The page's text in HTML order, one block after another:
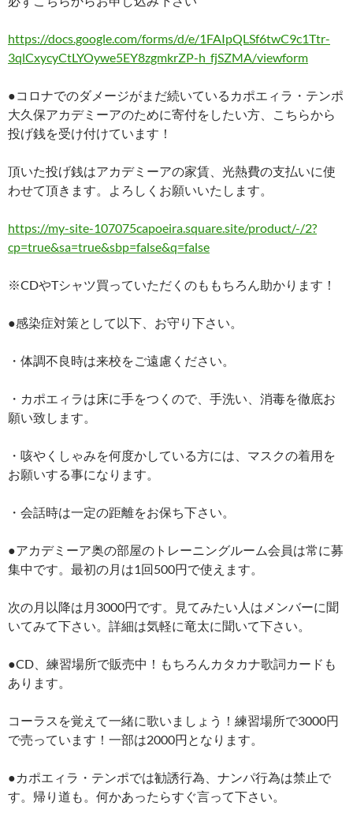
https://docs.google.com/forms/d/e/1FAIpQLSf6twC9c1Ttr-
3qlCxycyCtLYOywe5EY8zgmkrZP-h_fjSZMA/viewform
●コロナでのダメージがまだ続いているカポエィラ・テンポ
大久保アカデミーアのために寄付をしたい方、こちらから
投げ銭を受け付けています！
頂いた投げ銭はアカデミーアの家賃、光熱費の支払いに使
わせて頂きます。よろしくお願いいたします。
https://my-site-107075capoeira.square.site/product/-/2?
cp=true&sa=true&sbp=false&q=false
※CDやTシャツ買っていただくのももちろん助かります！
●感染症対策として以下、お守り下さい。
・体調不良時は来校をご遠慮ください。
・カポエィラは床に手をつくので、手洗い、消毒を徹底お
願い致します。
・咳やくしゃみを何度かしている方には、マスクの着用を
お願いする事になります。
・会話時は一定の距離をお保ち下さい。
●アカデミーア奥の部屋のトレーニングルーム会員は常に募
集中です。最初の月は1回500円で使えます。
次の月以降は月3000円です。見てみたい人はメンバーに聞
いてみて下さい。詳細は気軽に竜太に聞いて下さい。
●CD、練習場所で販売中！もちろんカタカナ歌詞カードも
あります。
コーラスを覚えて一緒に歌いましょう！練習場所で3000円
で売っています！一部は2000円となります。
●カポエィラ・テンポでは勧誘行為、ナンパ行為は禁止で
す。帰り道も。何かあったらすぐ言って下さい。